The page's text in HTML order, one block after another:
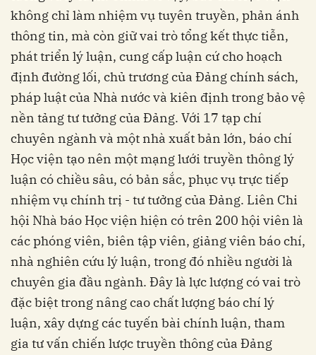
không chỉ làm nhiệm vụ tuyên truyền, phản ánh
thông tin, mà còn giữ vai trò tổng kết thực tiễn,
phát triển lý luận, cung cấp luận cứ cho hoạch
định đường lối, chủ trương của Đảng chính sách,
pháp luật của Nhà nước và kiên định trong bảo vệ
nền tảng tư tưởng của Đảng. Với 17 tạp chí
chuyên ngành và một nhà xuất bản lớn, báo chí
Học viện tạo nên một mạng lưới truyền thông lý
luận có chiều sâu, có bản sắc, phục vụ trực tiếp
nhiệm vụ chính trị - tư tưởng của Đảng. Liên Chi
hội Nhà báo Học viện hiện có trên 200 hội viên là
các phóng viên, biên tập viên, giảng viên báo chí,
nhà nghiên cứu lý luận, trong đó nhiều người là
chuyên gia đầu ngành. Đây là lực lượng có vai trò
đặc biệt trong nâng cao chất lượng báo chí lý
luận, xây dựng các tuyến bài chính luận, tham
gia tư vấn chiến lược truyền thông của Đảng